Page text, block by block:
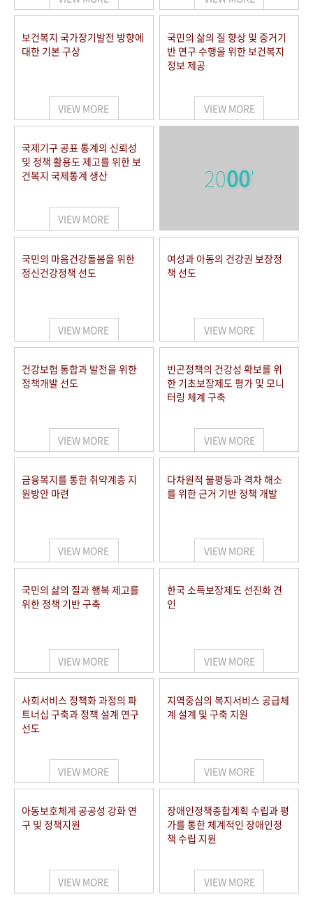
보건복지 국가장기발전 방향에
대한 기본 구상
VIEW MORE
국민의 삶의 질 향상 및 증거기
반 연구 수행을 위한 보건복지
정보 제공
VIEW MORE
국제기구 공표 통계의 신뢰성
및 정책 활용도 제고를 위한 보
건복지 국제통계 생산
VIEW MORE
2000'
국민의 마음건강돌봄을 위한
정신건강정책 선도
VIEW MORE
여성과 아동의 건강권 보장정
책 선도
VIEW MORE
건강보험 통합과 발전을 위한
정책개발 선도
VIEW MORE
빈곤정책의 건강성 확보를 위
한 기초보장제도 평가 및 모니
터링 체계 구축
VIEW MORE
금융복지를 통한 취약계층 지
원방안 마련
VIEW MORE
다차원적 불평등과 격차 해소
를 위한 근거 기반 정책 개발
VIEW MORE
국민의 삶의 질과 행복 제고를
위한 정책 기반 구축
VIEW MORE
한국 소득보장제도 선진화 견
인
VIEW MORE
사회서비스 정책화 과정의 파
트너십 구축과 정책 설계 연구
선도
VIEW MORE
지역중심의 복지서비스 공급체
계 설계 및 구축 지원
VIEW MORE
아동보호체계 공공성 강화 연
구 및 정책지원
VIEW MORE
장애인정책종합계획 수립과 평
가를 통한 체계적인 장애인정
책 수립 지원
VIEW MORE